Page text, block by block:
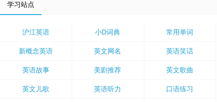
学习站点
沪江英语 小D词典 常用单词
新概念英语 英文网名 英语笑话
英语故事 美剧推荐 英文歌曲
英文儿歌 英语听力 口语练习